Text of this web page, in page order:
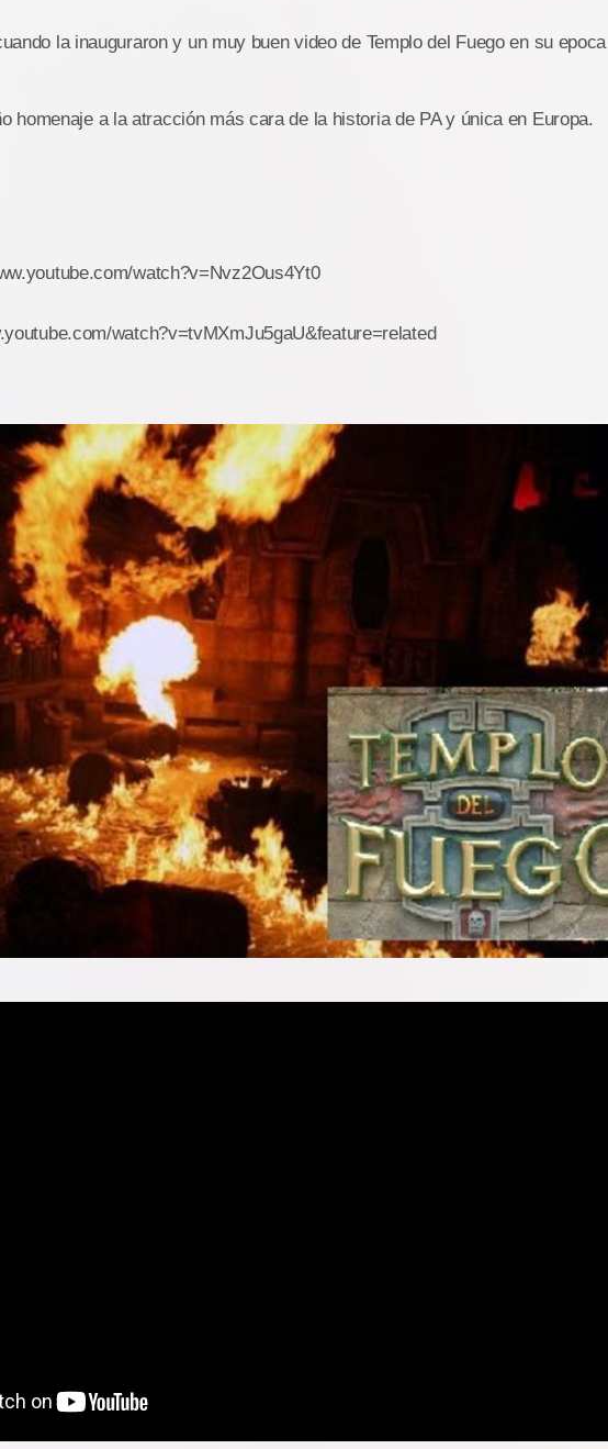
la inauguraron y un muy buen video de Templo del Fuego en su epoca
homenaje a la atracción más cara de la historia de PA y única en Europa.
watch?v=Nvz2Ous4Yt0
watch?v=tvMXmJu5gaU&feature=related